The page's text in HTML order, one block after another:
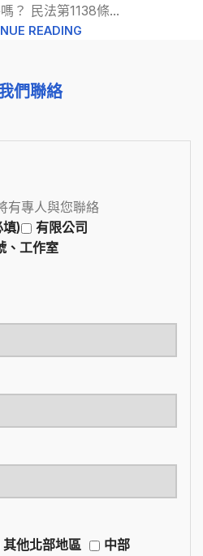
？ 民法第1138條...
READING
們聯絡
有專人與您聯絡
)
有限公司
、工作室
其他北部地區
中部